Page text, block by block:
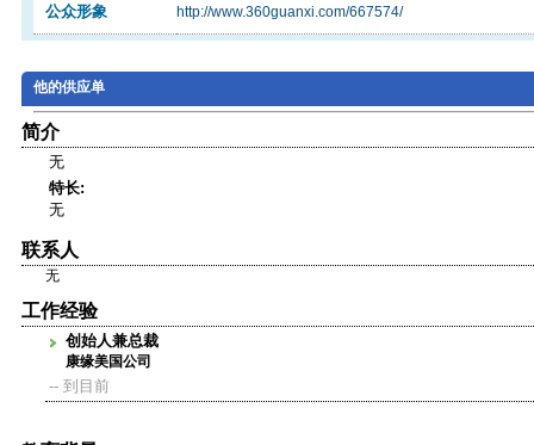
公众形象 http://www.360guanxi.com/667574/
他的供应单
简介
无
特长:
无
联系人
无
工作经验
创始人兼总裁
康缘美国公司
-- 到目前